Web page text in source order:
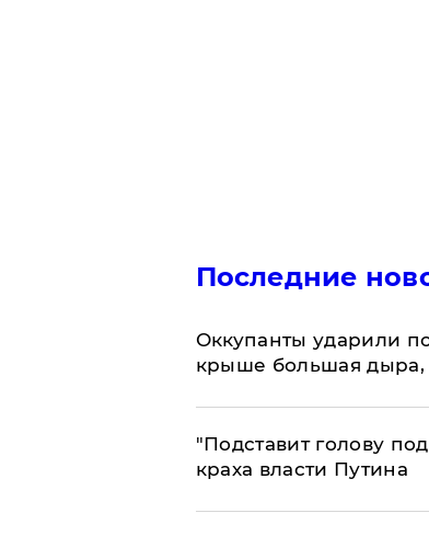
Последние
Оккупанты ударили
крыше большая дыра,
​"Подставит голову
краха власти Путина